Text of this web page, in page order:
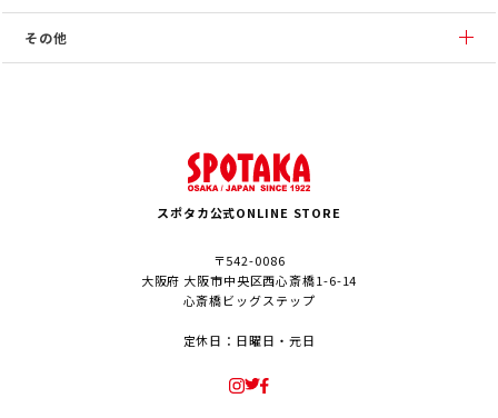
その他
スポタカ公式ONLINE STORE
〒542-0086
大阪府 大阪市中央区西心斎橋1-6-14
心斎橋ビッグステップ
定休日：日曜日・元日